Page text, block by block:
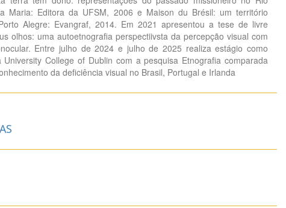
Maria: Editora da UFSM, 2006 e Maison du Brésil: um território
Alegre: Evangraf, 2014. Em 2021 apresentou a tese de livre
olhos: uma autoetnografia perspectiivsta da percepção visual com
Entre julho de 2024 e julho de 2025 realiza estágio como
College of Dublin com a pesquisa Etnografia comparada
da deficiência visual no Brasil, Portugal e Irlanda